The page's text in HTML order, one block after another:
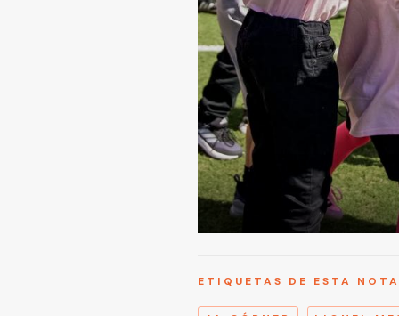
ETIQUETAS DE ESTA NOTA